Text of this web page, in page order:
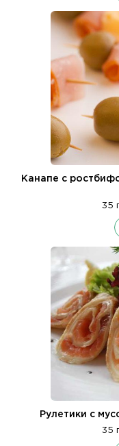
Канапе с
35
Рулетики с
35